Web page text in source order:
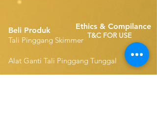
Beli Produk
Tali Pinggang Skimmer
Ethics & Compilance
T&C FOR USE
Alat Ganti Tali Pinggang Tunggal